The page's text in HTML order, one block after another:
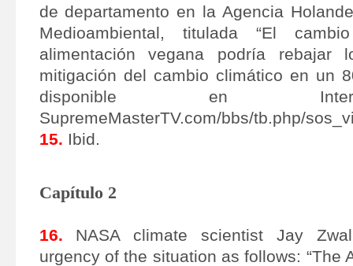
de departamento en la Agencia
Medioambiental, titulada “El
alimentación vegana podría
mitigación del cambio climático en un
disponible en
SupremeMasterTV.com/bbs/tb.php/
15. Ibid.
Capítulo 2
16. NASA climate scientist Jay
urgency of the situation as follows: “The